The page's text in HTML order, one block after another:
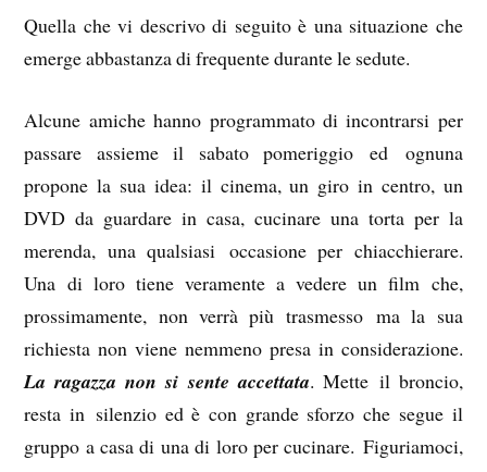
Quella che vi descrivo di seguito è una situazione che
emerge abbastanza di frequente durante le sedute.
Alcune amiche hanno programmato di incontrarsi per
passare assieme il sabato pomeriggio ed ognuna
propone la sua idea: il cinema, un giro in centro, un
DVD da guardare in casa, cucinare una torta per la
merenda, una qualsiasi occasione per chiacchierare.
Una di loro tiene veramente a vedere un film che,
prossimamente, non verrà più trasmesso ma la sua
richiesta non viene nemmeno presa in considerazione.
La ragazza non si sente accettata. Mette il broncio,
resta in silenzio ed è con grande sforzo che segue il
gruppo a casa di una di loro per cucinare. Figuriamoci,